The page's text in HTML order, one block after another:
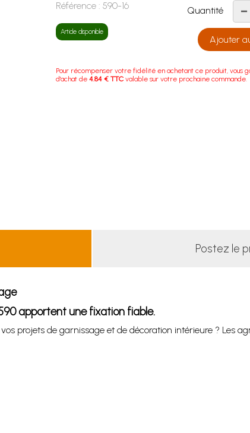
Référence :590-16
Article disponible
Quantité -
Ajouter
Pour récompenser votre fidélité en achetant ce produit, vous
d'achat de4.84 € TTC valable sur votre prochaine commande.
Postez le
apportent une fixation fiable.
projets de garnissage et de décoration intérieure ? Les